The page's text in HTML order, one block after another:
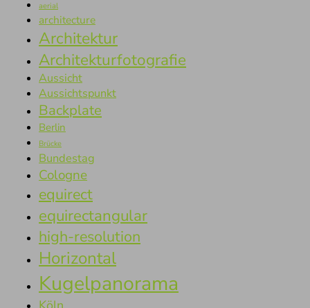
aerial
architecture
Architektur
Architekturfotografie
Aussicht
Aussichtspunkt
Backplate
Berlin
Brücke
Bundestag
Cologne
equirect
equirectangular
high-resolution
Horizontal
Kugelpanorama